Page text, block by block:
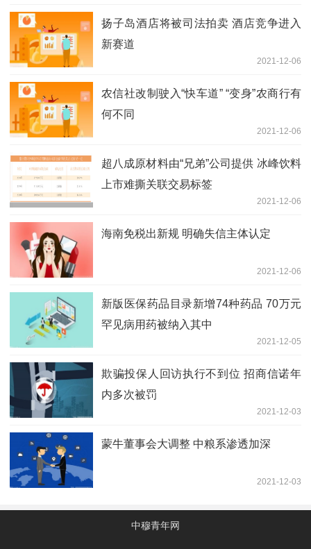
扬子岛酒店将被司法拍卖 酒店竞争进入
新赛道
2021-12-06
农信社改制驶入“快车道” “变身”农商行有
何不同
2021-12-06
超八成原材料由“兄弟”公司提供 冰峰饮料
上市难撕关联交易标签
2021-12-06
海南免税出新规 明确失信主体认定
2021-12-06
新版医保药品目录新增74种药品 70万元
罕见病用药被纳入其中
2021-12-05
欺骗投保人回访执行不到位 招商信诺年
内多次被罚
2021-12-03
蒙牛董事会大调整 中粮系渗透加深
2021-12-03
中穆青年网